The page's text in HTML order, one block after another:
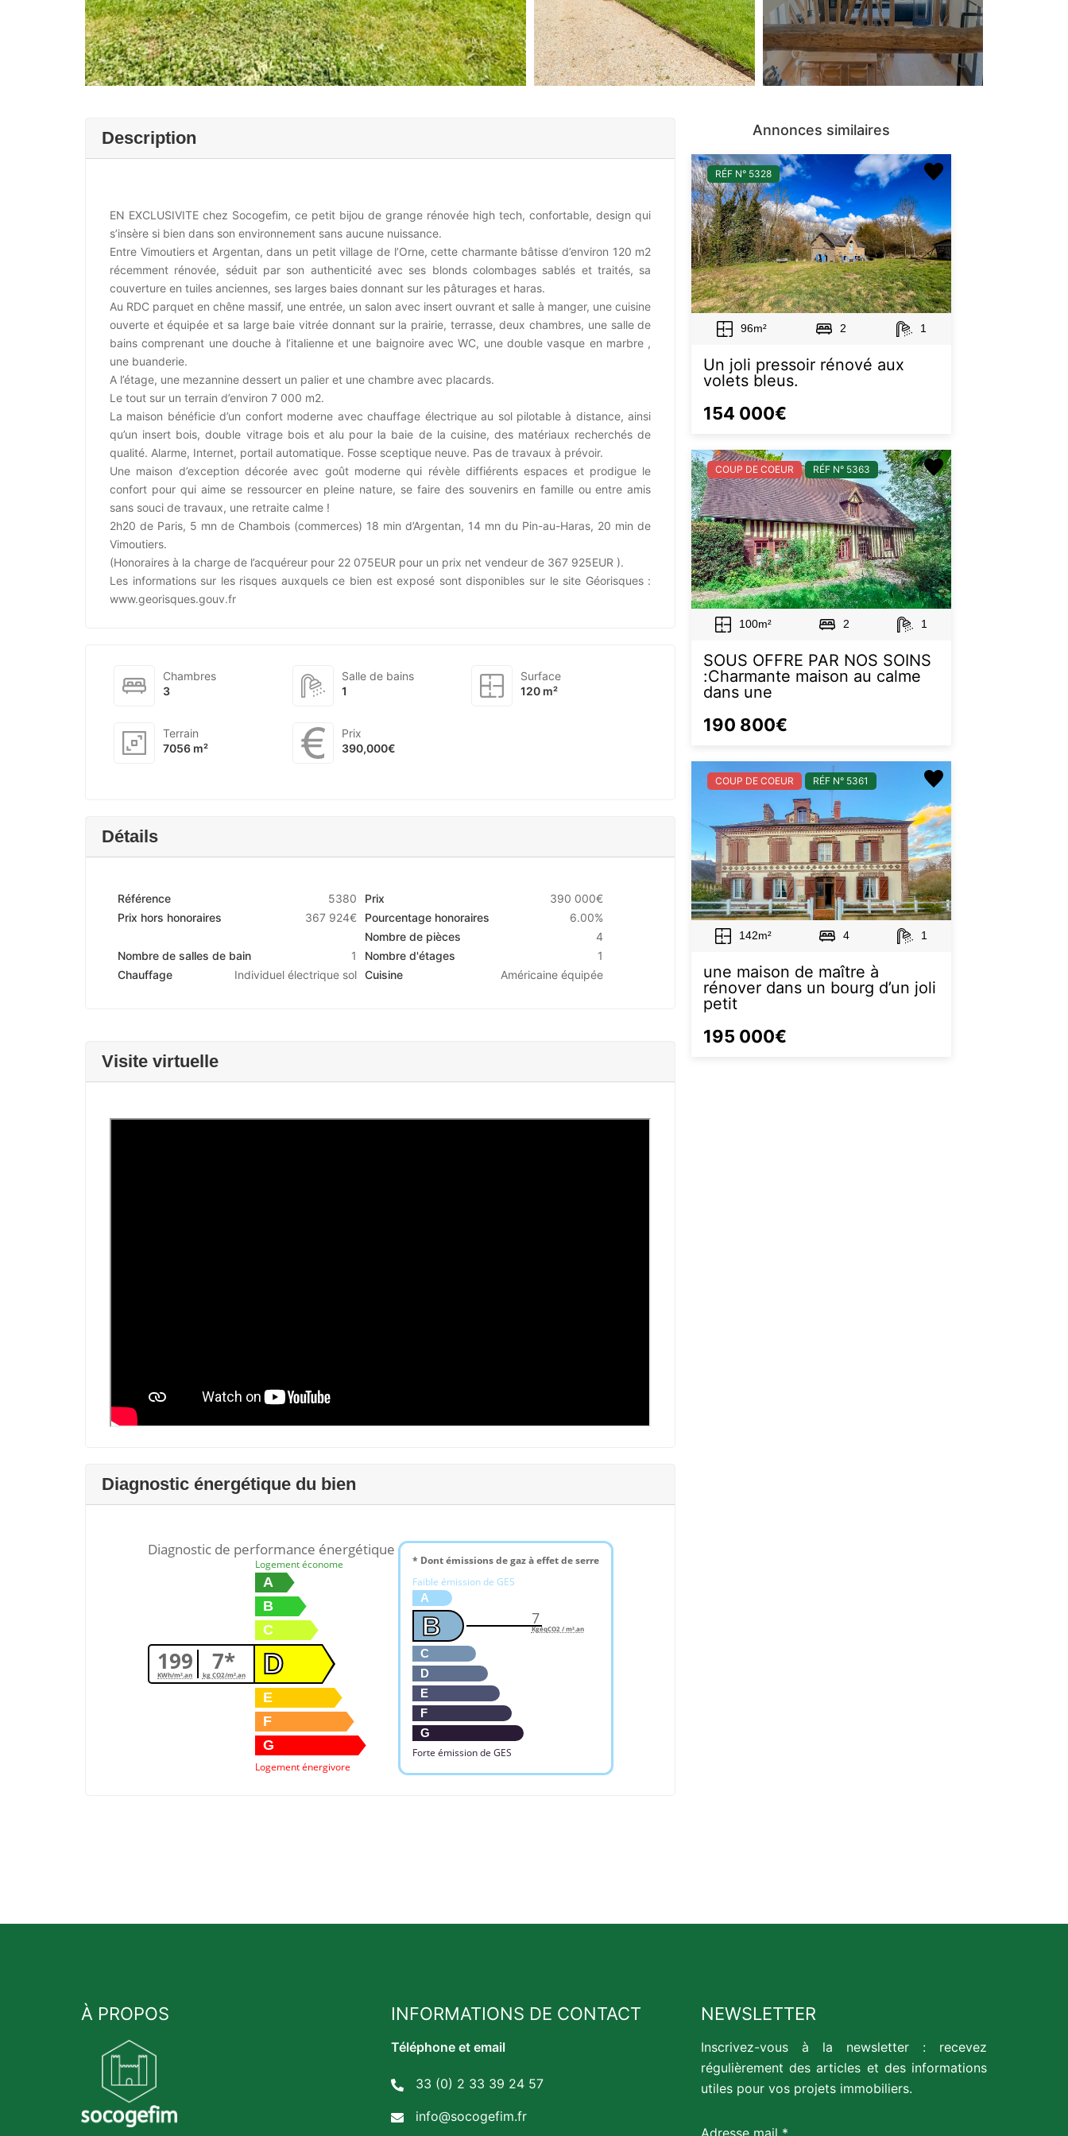
Description
EN EXCLUSIVITE chez Socogefim, ce petit bijou de grange rénovée high tech, confortable, design qui
s’insère si bien dans son environnement sans aucune nuissance.
Entre Vimoutiers et Argentan, dans un petit village de l’Orne, cette charmante bâtisse d’environ 120 m2
récemment rénovée, séduit par son authenticité avec ses blonds colombages sablés et traités, sa
couverture en tuiles anciennes, ses larges baies donnant sur les pâturages et haras.
Au RDC parquet en chêne massif, une entrée, un salon avec insert ouvrant et salle à manger, une cuisine
ouverte et équipée et sa large baie vitrée donnant sur la prairie, terrasse, deux chambres, une salle de
bains comprenant une douche à l’italienne et une baignoire avec WC, une double vasque en marbre ,
une buanderie.
A l’étage, une mezannine dessert un palier et une chambre avec placards.
Le tout sur un terrain d’environ 7 000 m2.
La maison bénéficie d’un confort moderne avec chauffage électrique au sol pilotable à distance, ainsi
qu’un insert bois, double vitrage bois et alu pour la baie de la cuisine, des matériaux recherchés de
qualité. Alarme, Internet, portail automatique. Fosse sceptique neuve. Pas de travaux à prévoir.
Une maison d’exception décorée avec goût moderne qui révèle diffiérents espaces et prodigue le
confort pour qui aime se ressourcer en pleine nature, se faire des souvenirs en famille ou entre amis
sans souci de travaux, une retraite calme !
2h20 de Paris, 5 mn de Chambois (commerces) 18 min d’Argentan, 14 mn du Pin-au-Haras, 20 min de
Vimoutiers.
(Honoraires à la charge de l’acquéreur pour 22 075EUR pour un prix net vendeur de 367 925EUR ).
Les informations sur les risques auxquels ce bien est exposé sont disponibles sur le site Géorisques :
www.georisques.gouv.fr
Chambres
3
Salle de bains
1
Surface
120 m²
Terrain
7056 m²
Prix
390,000€
Détails
Référence 5380 Prix
390 000€
Prix hors honoraires
367 924€ Pourcentage honoraires
6.00%
Nombre de pièces
4
Nombre de salles de bain
1 Nombre d'étages
1
Chauffage
Individuel électrique sol Cuisine Américaine équipée
Visite virtuelle
Diagnostic énergétique du bien
Diagnostic de performance énergétique
199
KWh/m².an 7*
kg CO2/m².an
Logement économe
A
B
C
D
E
F
G
Logement énergivore
* Dont émissions de gaz à effet de serre
Faible émission de GES
A
B
C
D
E
F
G
Forte émission de GES
7
KgéqCO2 / m².an
Annonces similaires
RÉF N° 5328
96m² 2 1
Un joli pressoir rénové aux
volets bleus.
154 000€
COUP DE COEUR RÉF N° 5363
100m² 2 1
SOUS OFFRE PAR NOS SOINS
:Charmante maison au calme
dans une
190 800€
COUP DE COEUR RÉF N° 5361
142m² 4 1
une maison de maître à
rénover dans un bourg d’un joli
petit
195 000€
À PROPOS INFORMATIONS DE CONTACT
Téléphone et email
33 (0) 2 33 39 24 57
info@socogefim.fr
NEWSLETTER
Inscrivez-vous à la newsletter : recevez
régulièrement des articles et des informations
utiles pour vos projets immobiliers.